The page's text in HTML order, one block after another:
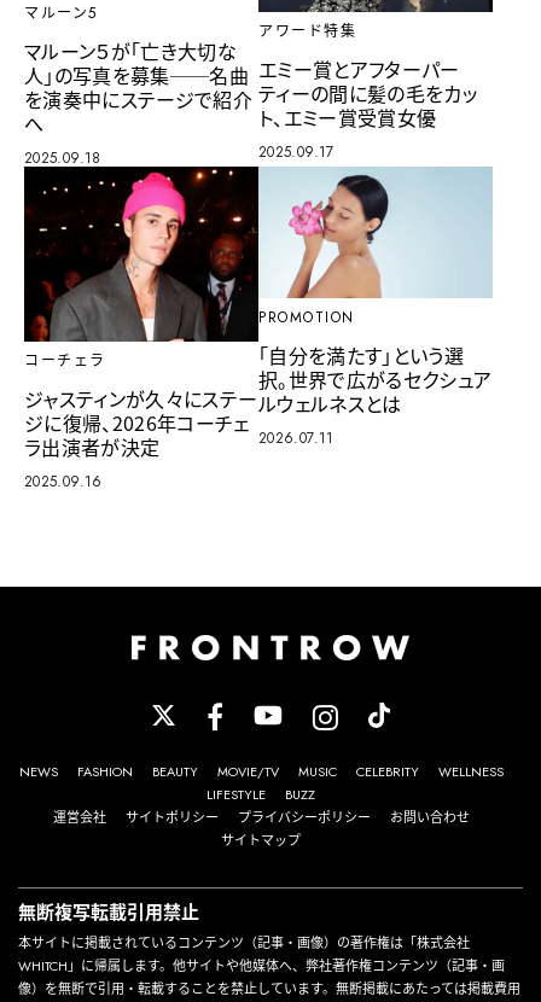
マルーン5
マルーン５が「亡き大切な
人」の写真を募集──名曲
を演奏中にステージで紹介
へ
2025.09.18
アワード特集
エミー賞とアフターパー
ティーの間に髪の毛をカッ
ト、エミー賞受賞女優
2025.09.17
コーチェラ
ジャスティンが久々にステー
ジに復帰、2026年コーチェ
ラ出演者が決定
2025.09.16
PROMOTION
「自分を満たす」という選
択。世界で広がるセクシュア
ルウェルネスとは
2026.07.11
NEWS FASHION BEAUTY MOVIE/TV MUSIC CELEBRITY
WELLNESS
LIFESTYLE
BUZZ
運営会社
サイトポリシー プライバシーポリシー
お問い合わせ
サイトマップ
無断複写転載引用禁止
本サイトに掲載されているコンテンツ（記事・画像）の著作権は「株式会社
WHITCH」に帰属します。他サイトや他媒体へ、弊社著作権コンテンツ（記事・画
像）を無断で引用・転載することを禁止しています。無断掲載にあたっては掲載費用